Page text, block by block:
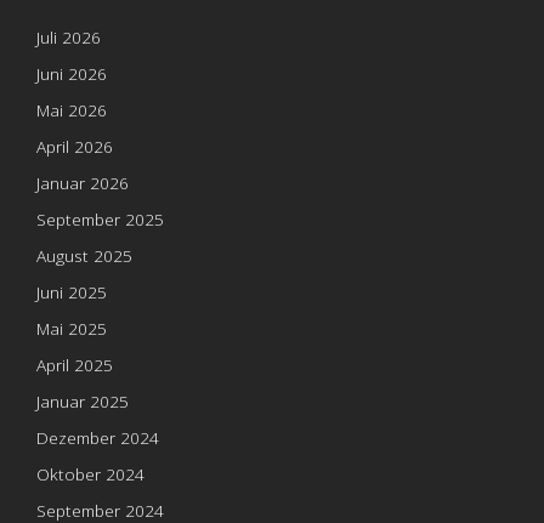
Juli 2026
Juni 2026
Mai 2026
April 2026
Januar 2026
September 2025
August 2025
Juni 2025
Mai 2025
April 2025
Januar 2025
Dezember 2024
Oktober 2024
September 2024